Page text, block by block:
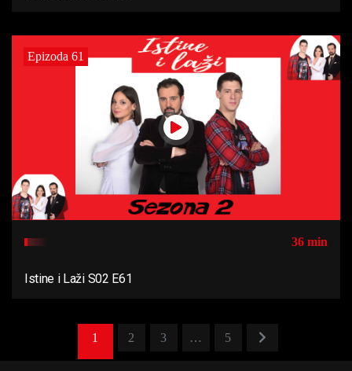
Epizoda 61
36 min
Istine i Laži S02 E61
1 2 3 … 5